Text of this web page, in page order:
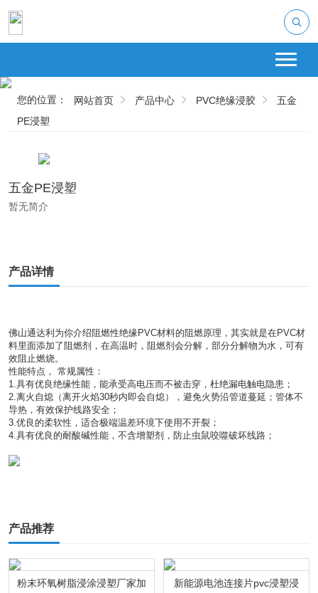
您的位置： 网站首页 产品中心 PVC绝缘浸胶
五金
PE浸塑
五金PE浸塑
暂无简介
产品推荐
粉末环氧树脂浸涂浸塑厂家加 新能源电池连接片pvc浸塑浸
产品详情
佛山通达利为你介绍阻燃性绝缘PVC材料的阻燃原理，其实就是在PVC材
料里面添加了阻燃剂，在高温时，阻燃剂会分解，部分分解物为水，可有
效阻止燃烧。
性能特点， 常规属性：
1.具有优良绝缘性能，能承受高电压而不被击穿，杜绝漏电触电隐患；
2.离火自熄（离开火焰30秒内即会自熄），避免火势沿管道蔓延；管体不
导热，有效保护线路安全；
3.优良的柔软性，适合极端温差环境下使用不开裂；
4.具有优良的耐酸碱性能，不含增塑剂，防止虫鼠咬噬破坏线路；